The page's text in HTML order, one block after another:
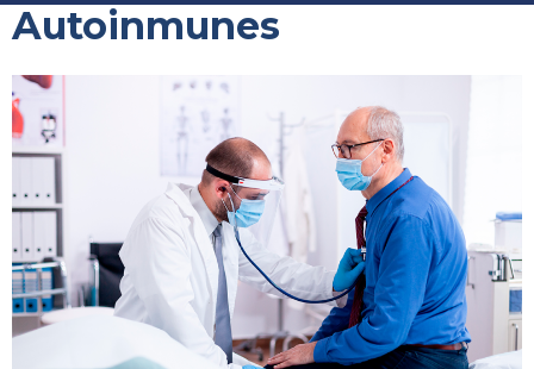
Autoinmunes